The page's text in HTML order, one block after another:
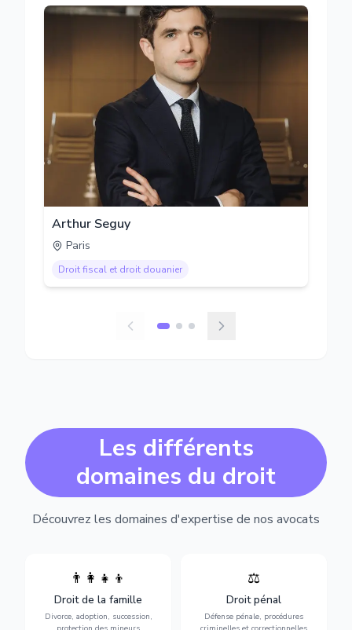
Arthur Seguy
Paris
Droit fiscal et droit douanier
Les différents
domaines du droit
Découvrez les domaines d'expertise de nos avocats
👨‍👩‍👧‍👦
Droit de la famille
Divorce, adoption, succession,
Divorce, garde d'enfants,
adoption, succession et
protection des personnes
vulnérables.
⚖️
Droit pénal
Défense pénale, procédures
Expertise en matière pénale,
vue jusqu'au procès, pour
toute affaire correctionnelle
ou criminelle.